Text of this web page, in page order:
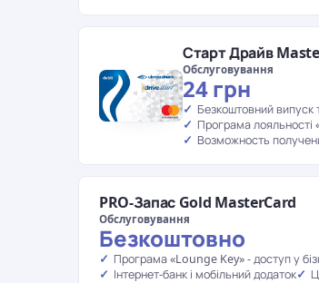
Старт Драйв
Обслуговування
24 грн
Безкоштовний випуск
Програма лояльності
Возможность
PRO-Запас Gold MasterCard
Обслуговування
Безкоштовно
Програма «Lounge Key» - доступ у
Інтернет-банк і мобільний додаток